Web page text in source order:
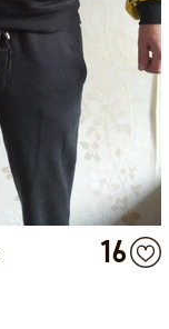
16